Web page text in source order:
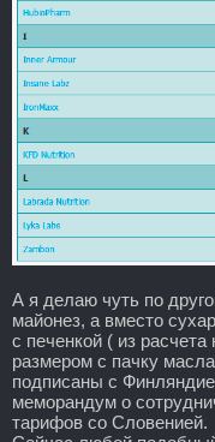
А я делаю чуть по
майонез, а вместо
с печенкой ( из расчета
размером с пачку
подписаны с
меморандум о
тарифов со Словенией.